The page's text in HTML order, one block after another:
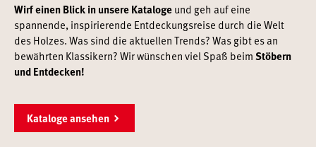
Wirf einen Blick in unsere Katalogeund geh auf eine
spannende, inspirierende Entdeckungsreise durch die Welt
des Holzes. Was sind die aktuellen Trends? Was gibt es an
bewährten Klassikern? Wir wünschen viel Spaß beimStöbern
und Entdecken!
Kataloge ansehen